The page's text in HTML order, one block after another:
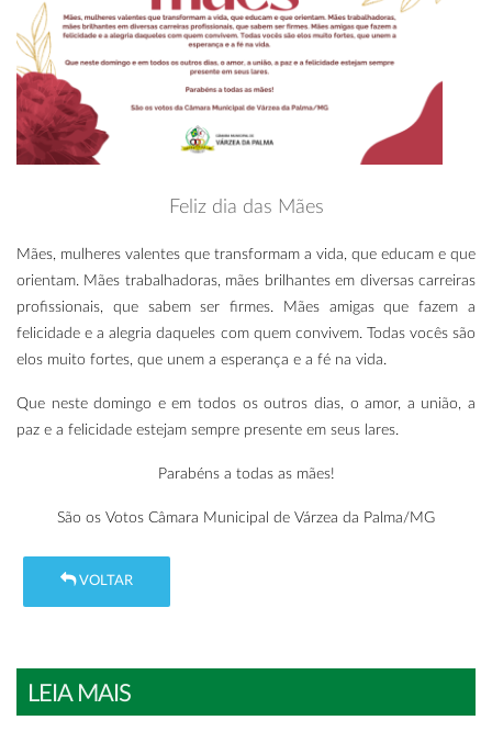
Feliz dia das Mães
Mães, mulheres valentes que transformam a vida, que educam e que
orientam. Mães trabalhadoras, mães brilhantes em diversas carreiras
profissionais, que sabem ser firmes. Mães amigas que fazem a
felicidade e a alegria daqueles com quem convivem. Todas vocês são
elos muito fortes, que unem a esperança e a fé na vida.
Que neste domingo e em todos os outros dias, o amor, a união, a
paz e a felicidade estejam sempre presente em seus lares.
Parabéns a todas as mães!
São os Votos Câmara Municipal de Várzea da Palma/MG
VOLTAR
LEIA MAIS